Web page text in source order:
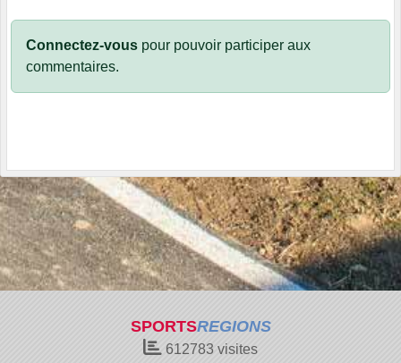
Connectez-vous pour pouvoir participer aux
commentaires.
SPORTSREGIONS
612783 visites